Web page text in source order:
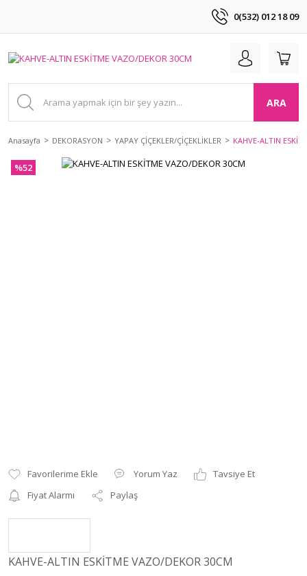
0(532) 012 18 09
ARA
Anasayfa DEKORASYON YAPAY ÇİÇEKLER/ÇİÇEKLİKLER KAHVE-ALTIN
%52
Yorum Yaz
Tavsiye Et
Fiyat Alarmı
Paylaş
KAHVE-ALTIN ESKİTME VAZO/DEKOR 30CM